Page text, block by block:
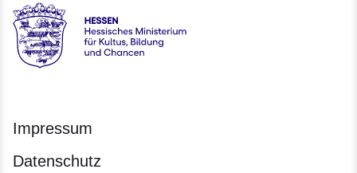
Hessen - Hessisches Ministerium für Kultus, Bildung und
Impressum
Datenschutz